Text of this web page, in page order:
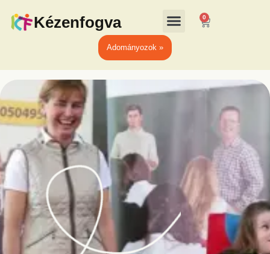
Kézenfogva 0
Adományozok »